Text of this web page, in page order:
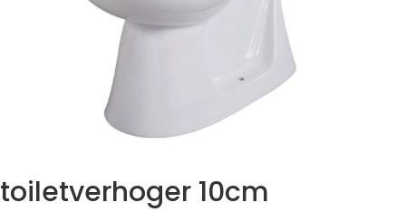
toiletverhoger 10cm